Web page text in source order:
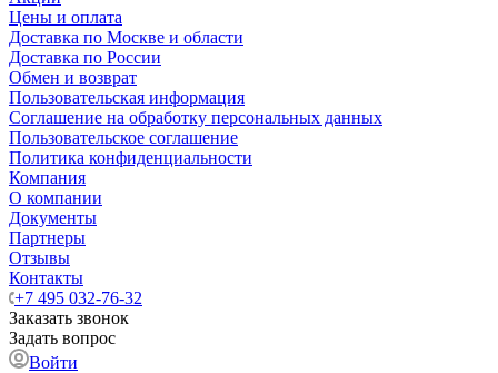
Цены и оплата
Доставка по Москве и области
Доставка по России
Обмен и возврат
Пользовательская информация
Соглашение на обработку персональных данных
Пользовательское соглашение
Политика конфиденциальности
Компания
О компании
Документы
Партнеры
Отзывы
Контакты
+7 495 032-76-32
Заказать звонок
Задать вопрос
Войти